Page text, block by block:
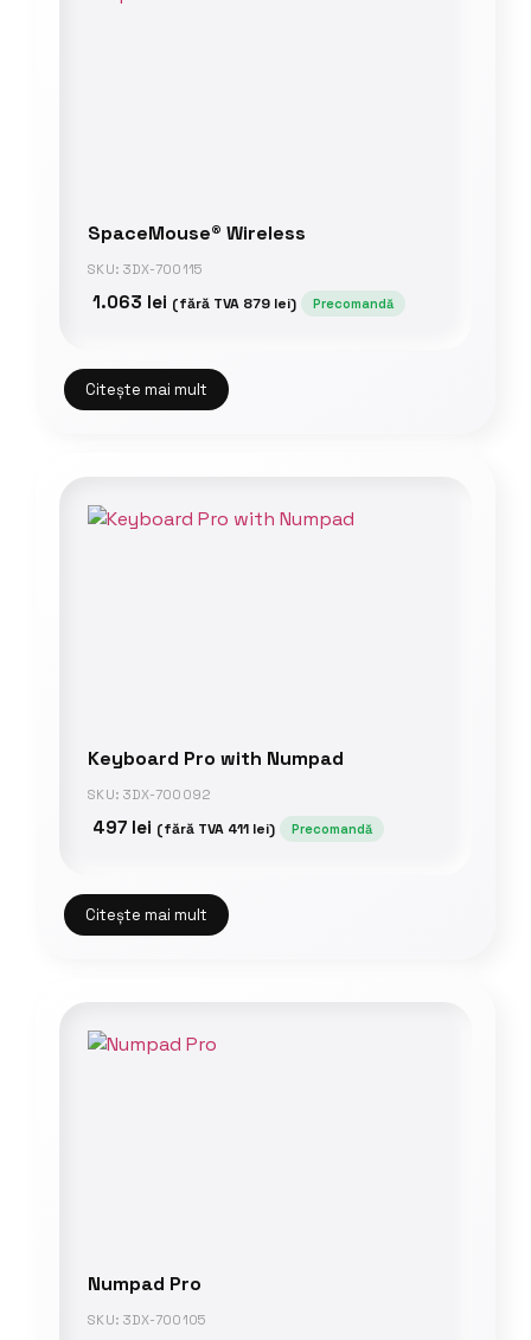
SpaceMouse® Wireless
SKU: 3DX-700115
1.063 lei (fără TVA 879 lei) Precomandă
Citește mai mult
Keyboard Pro with Numpad
SKU: 3DX-700092
497 lei (fără TVA 411 lei) Precomandă
Citește mai mult
Numpad Pro
SKU: 3DX-700105